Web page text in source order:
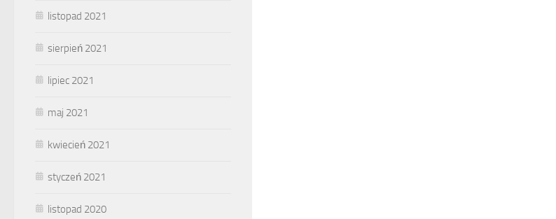
listopad 2021
sierpień 2021
lipiec 2021
maj 2021
kwiecień 2021
styczeń 2021
listopad 2020